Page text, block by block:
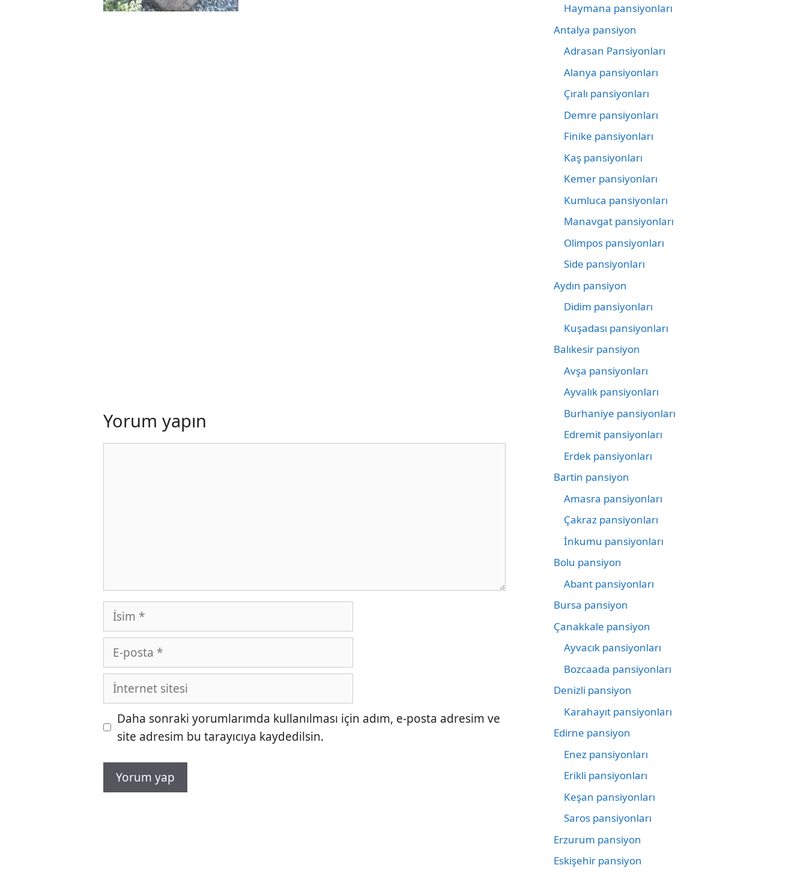
Yorum yapın
İsim
posta
İnternet
sitesi
Daha sonraki yorumlarımda kullanılması için adım, e-posta adresim ve
site adresim bu tarayıcıya kaydedilsin.
Haymana pansiyonları
Antalya pansiyon
Adrasan Pansiyonları
Alanya pansiyonları
Çıralı pansiyonları
Demre pansiyonları
Finike pansiyonları
Kaş pansiyonları
Kemer pansiyonları
Kumluca pansiyonları
Manavgat pansiyonları
Olimpos pansiyonları
Side pansiyonları
Aydın pansiyon
Didim pansiyonları
Kuşadası pansiyonları
Balıkesir pansiyon
Avşa pansiyonları
Ayvalık pansiyonları
Burhaniye pansiyonları
Edremit pansiyonları
Erdek pansiyonları
Bartin pansiyon
Amasra pansiyonları
Çakraz pansiyonları
İnkumu pansiyonları
Bolu pansiyon
Abant pansiyonları
Bursa pansiyon
Çanakkale pansiyon
Ayvacık pansiyonları
Bozcaada pansiyonları
Denizli pansiyon
Karahayıt pansiyonları
Edirne pansiyon
Enez pansiyonları
Erikli pansiyonları
Keşan pansiyonları
Saros pansiyonları
Erzurum pansiyon
Eskişehir pansiyon